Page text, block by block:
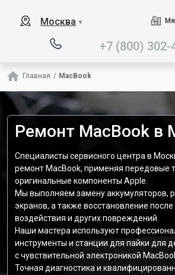
Москва ▼
+7 (800) 302-
Главная / MacBook
Ремонт MacBook в
Специалисты сервисного центра в
ремонт MacBook, применяя передовые
оригинальные компоненты Apple.
Мы выполняем замену аккумуляторов,
экранов, а также восстановление после
воздействия и других повреждений.
Наши мастера используют
инструменты и станции для пайки для
с чувствительной электроникой
Точная диагностика и